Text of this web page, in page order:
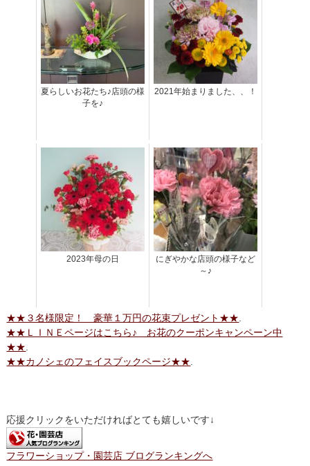
夏らしいお花たち♪店頭の様
子を♪
2021年始まりました、、！
2023年母の日
にぎやかな店頭の様子など
～♪
★★３名様限定！ 豪華１万円の花束プレゼント★★
★★ＬＩＮＥページはこちら♪ お花のクーポンキャンペーン中
★★
★★カノシェのフェイスブックページ★★
応援クリックをいただければとても嬉しいです↓
フラワーショップ・園芸店 ブログランキングへ